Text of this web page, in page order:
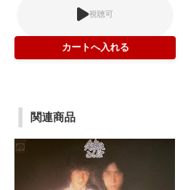
視聴可
関連商品